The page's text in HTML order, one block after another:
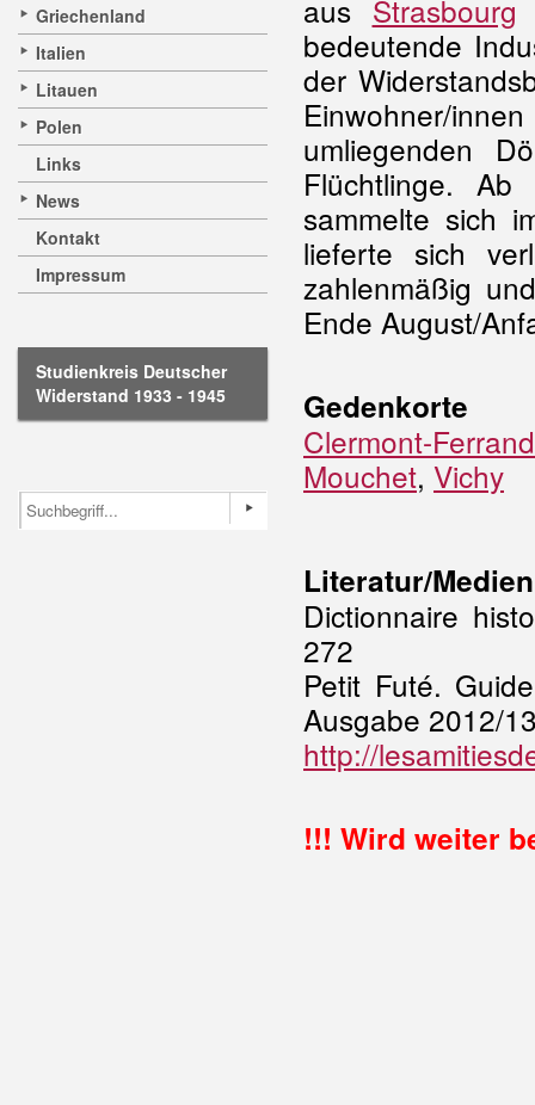
Griechenland
Italien
Litauen
Polen
Links
News
Kontakt
Impressum
Studienkreis Deutscher
Widerstand 1933 - 1945
aus Strasbourg
bedeutende
der
Einwohner/
umliegenden
Flüchtlinge.
sammelte sich
lieferte sich
zahlenmäßig
Ende August/
Gedenkorte
Clermont-Ferrand
Mouchet, Vichy
Literatur/Medien
Dictionnaire
272
Petit Futé.
Ausgabe 2012/
http://
!!! Wird weiter